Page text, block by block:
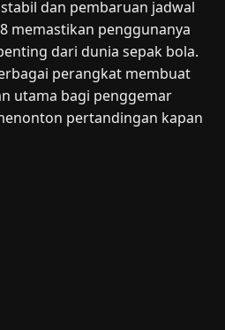
dan pembaruan jadwal
memastikan penggunanya
dari dunia sepak bola.
perangkat membuat
utama bagi penggemar
pertandingan kapan